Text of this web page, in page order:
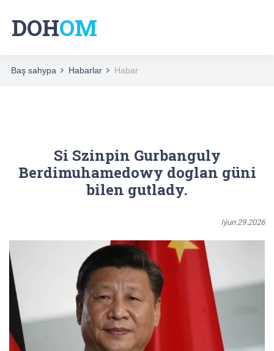
DOHOM
Baş sahypa Habarlar Habar
Si Szinpin Gurbanguly
Berdimuhamedowy doglan güni
bilen gutlady.
Iýun.29.2026